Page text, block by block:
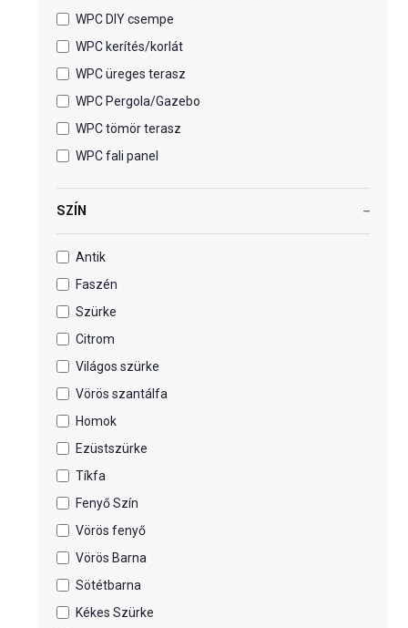
WPC DIY csempe
WPC kerítés/korlát
WPC üreges terasz
WPC Pergola/Gazebo
WPC tömör terasz
WPC fali panel
SZÍN
Antik
Faszén
Szürke
Citrom
Világos szürke
Vörös szantálfa
Homok
Ezüstszürke
Tíkfa
Fenyő Szín
Vörös fenyő
Vörös Barna
Sötétbarna
Kékes Szürke